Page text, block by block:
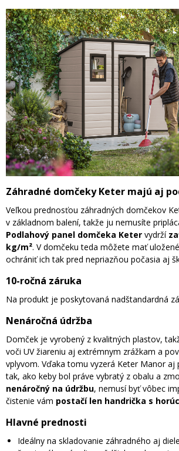
Záhradné domčeky Keter majú aj
Veľkou prednosťou záhradných domčekov
v základnom balení, takže ju nemusíte
Podlahový panel domčeka Keter vydrží
kg/m². V domčeku teda môžete mať
ochrániť ich tak pred nepriazňou počasia aj
10-ročná záruka
Na produkt je poskytovaná nadštandardná
Nenáročná údržba
Domček je vyrobený z kvalitných plastov,
voči UV žiareniu aj extrémnym zrážkam a
vplyvom. Vďaka tomu vyzerá Keter Manor aj
tak, ako keby bol práve vybratý z obalu a
nenáročný na údržbu, nemusí byť vôbec
čistenie vám postačí len handrička s
Hlavné prednosti
Ideálny na skladovanie záhradného aj